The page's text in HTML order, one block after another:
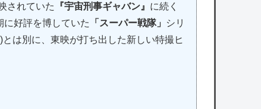
されていた 『宇宙刑事ギャバン』 に続く
に好評を博していた 「スーパー戦隊」
シリ
とは別に、東映が打ち出した新しい特撮ヒ